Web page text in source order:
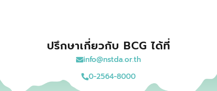
ปรึกษาเกี่ยวกับ BCG ได้ที่
info@nstda.or.th
0-2564-8000